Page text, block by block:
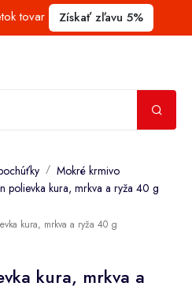
tovar Získať zľavu 5%
Mokré krmivo
polievka kura, mrkva a ryža 40 g
kura, mrkva a